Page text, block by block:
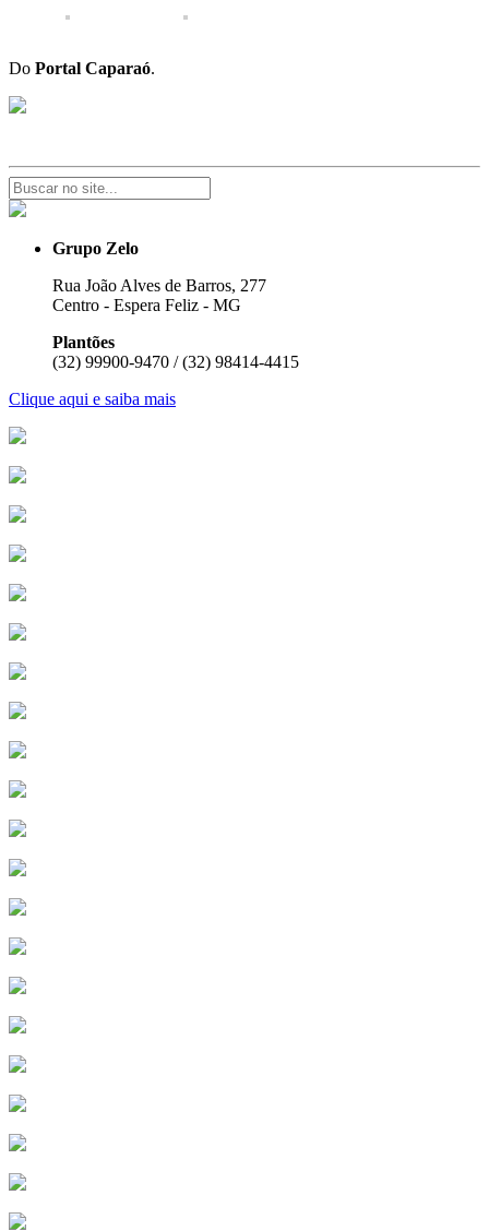
Do Portal Caparaó.
Grupo Zelo
Rua João Alves de Barros, 277
Centro - Espera Feliz - MG
Plantões
(32) 99900-9470 / (32) 98414-4415
Clique aqui e saiba mais